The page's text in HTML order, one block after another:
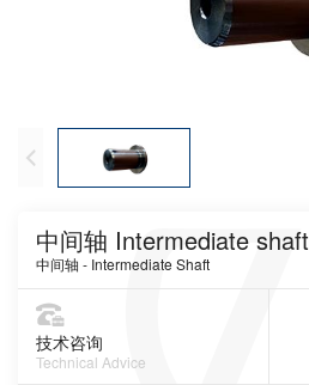
中间轴 Intermediate shaft
中间轴 - Intermediate Shaft
技术咨询
Technical Advice